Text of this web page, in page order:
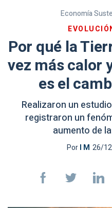
Economía
Por qué la
vez más calor
es el
Realizaron un
registraron un
aumento de
PorI M 26/